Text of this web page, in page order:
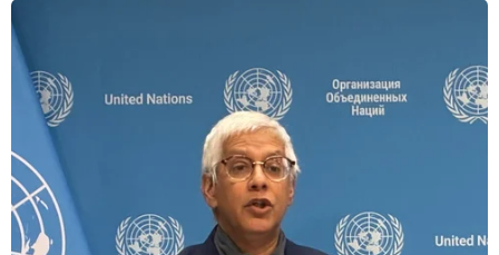
núi Bà Đen trong năm 2022
28/12/2021 09:41
Việc miễn phí tham quan núi Bà Đen nhằm kích cầu du
lịch, chia sẻ khó khăn với khách tham quan và doanh
nghiệp bị ảnh hưởng, tác động của đại dịch COVID-19.